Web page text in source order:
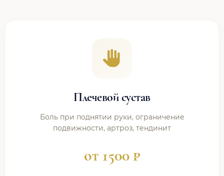
Плечевой сустав
Боль при поднятии руки, ограничение
подвижности, артроз, тендинит
от 1500 ₽